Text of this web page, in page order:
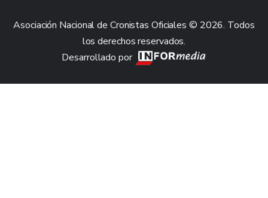
Asociación Nacional de Cronistas Oficiales © 2026. Todos
los derechos reservados.
Desarrollado por